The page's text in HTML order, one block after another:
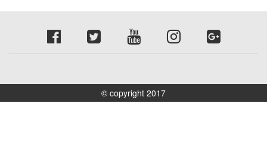
© copyright 2017